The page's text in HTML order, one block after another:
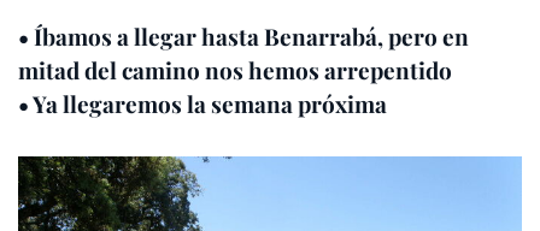
• Íbamos a llegar hasta Benarrabá, pero en
mitad del camino nos hemos arrepentido
• Ya llegaremos la semana próxima